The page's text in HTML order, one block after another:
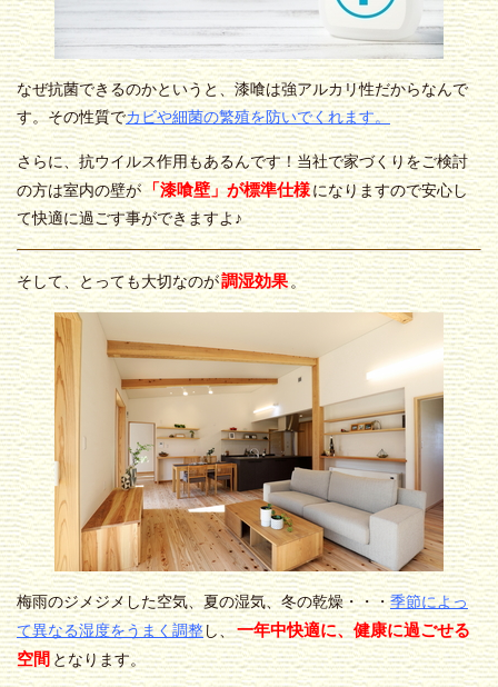
なぜ抗菌できるのかというと、漆喰は強アルカリ性だからなんで
す。その性質でカビや細菌の繁殖を防いでくれます。
さらに、抗ウイルス作用もあるんです！当社で家づくりをご検討
の方は室内の壁が「漆喰壁」が標準仕様になりますので安心し
て快適に過ごす事ができますよ♪
そして、とっても大切なのが調湿効果。
梅雨のジメジメした空気、夏の湿気、冬の乾燥・・・季節によっ
て異なる湿度をうまく調整し、一年中快適に、健康に過ごせる
空間となります。